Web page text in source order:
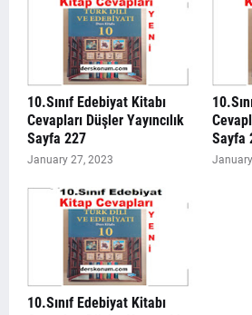
10.Sınıf Edebiyat Kitabı
Cevapları Düşler Yayıncılık
Sayfa 227
January 27, 2023
Sayfa
10.Sınıf Edebiyat Kitabı